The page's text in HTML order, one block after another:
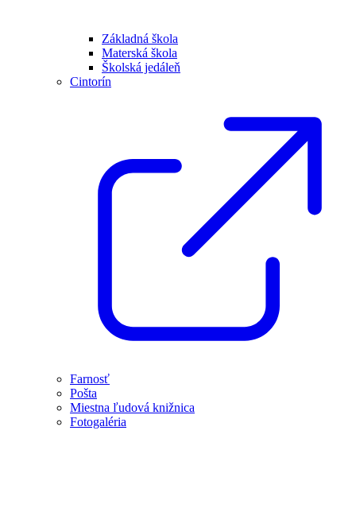
Základná škola
Materská škola
Školská jedáleň
Cintorín
Farnosť
Pošta
Miestna ľudová knižnica
Fotogaléria